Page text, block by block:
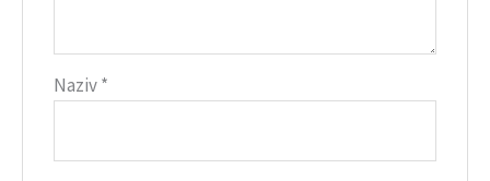
Naziv*